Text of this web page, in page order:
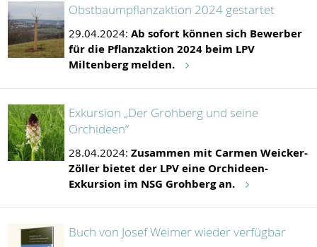
Obstbaumpflanzaktion 2024 gestartet
29.04.2024:Ab sofort können sich Bewerber
für die Pflanzaktion 2024 beim LPV
Miltenberg melden.
Exkursion „Der Grohberg und seine
Orchideen“
28.04.2024:Zusammen mit Carmen Weicker-
Zöller bietet der LPV eine Orchideen-
Exkursion im NSG Grohberg an.
Buch von Josef Weimer wieder verfügbar